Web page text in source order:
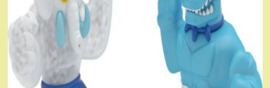
игрушка
POP
Квадрат
антистресс
(тактильная,
сенсорная)